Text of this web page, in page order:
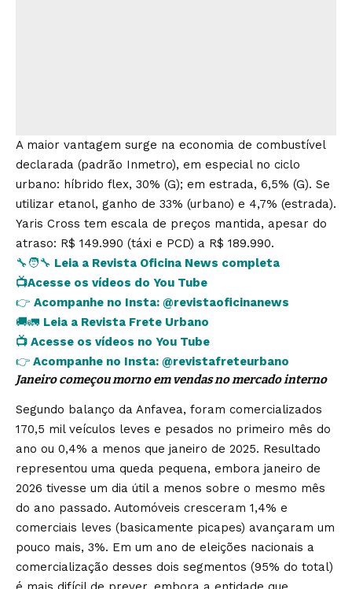
A maior vantagem surge na economia de combustível
declarada (padrão Inmetro), em especial no ciclo
urbano: híbrido flex, 30% (G); em estrada, 6,5% (G). Se
utilizar etanol, ganho de 33% (urbano) e 4,7% (estrada).
Yaris Cross tem escala de preços mantida, apesar do
atraso: R$ 149.990 (táxi e PCD) a R$ 189.990.
🔧🧑‍🔧 Leia a Revista Oficina News completa
📺Acesse os vídeos do You Tube
👉 Acompanhe no Insta: @revistaoficinanews
🚚🚛 Leia a Revista Frete Urbano
📺 Acesse os vídeos no You Tube
👉 Acompanhe no Insta: @revistafreteurbano
Janeiro começou morno em vendas no mercado interno
Segundo balanço da Anfavea, foram comercializados
170,5 mil veículos leves e pesados no primeiro mês do
ano ou 0,4% a menos que janeiro de 2025. Resultado
representou uma queda pequena, embora janeiro de
2026 tivesse um dia útil a menos sobre o mesmo mês
do ano passado. Automóveis cresceram 1,4% e
comerciais leves (basicamente picapes) avançaram um
pouco mais, 3%. Em um ano de eleições nacionais a
comercialização desses dois segmentos (95% do total)